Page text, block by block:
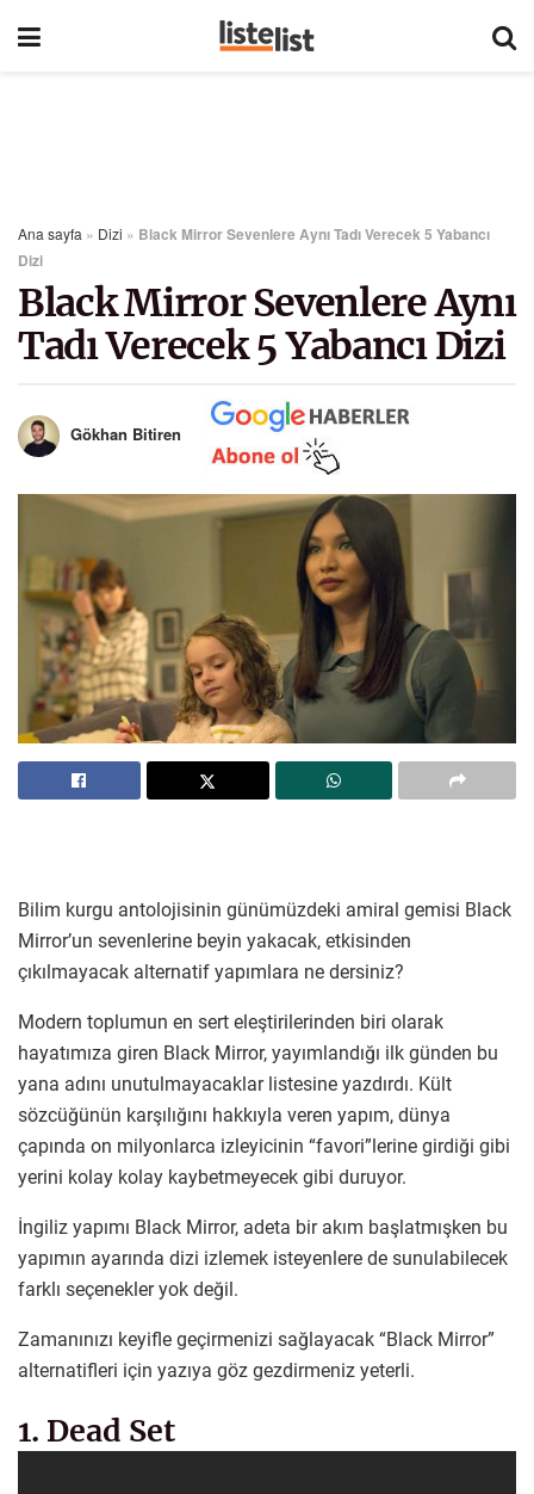
Ana sayfa » Dizi » Black Mirror Sevenlere Aynı Tadı Verecek 5 Yabancı
Dizi
Black Mirror Sevenlere Aynı
Tadı Verecek 5 Yabancı Dizi
Gökhan Bitiren
Bilim kurgu antolojisinin günümüzdeki amiral gemisi Black
Mirror’un sevenlerine beyin yakacak, etkisinden
çıkılmayacak alternatif yapımlara ne dersiniz?
Modern toplumun en sert eleştirilerinden biri olarak
hayatımıza giren Black Mirror, yayımlandığı ilk günden bu
yana adını unutulmayacaklar listesine yazdırdı. Kült
sözcüğünün karşılığını hakkıyla veren yapım, dünya
çapında on milyonlarca izleyicinin “favori”lerine girdiği gibi
yerini kolay kolay kaybetmeyecek gibi duruyor.
İngiliz yapımı Black Mirror, adeta bir akım başlatmışken bu
yapımın ayarında dizi izlemek isteyenlere de sunulabilecek
farklı seçenekler yok değil.
Zamanınızı keyifle geçirmenizi sağlayacak “Black Mirror”
alternatifleri için yazıya göz gezdirmeniz yeterli.
1. Dead Set